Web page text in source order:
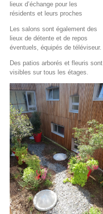
lieux d’échange pour les
résidents et leurs proches
Les salons sont également des
lieux de détente et de repos
éventuels, équipés de téléviseur.
Des patios arborés et fleuris sont
visibles sur tous les étages.